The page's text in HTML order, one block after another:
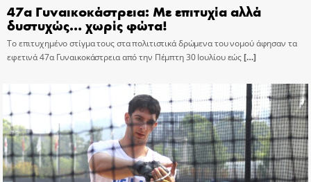
47α Γυναικοκάστρεια: Με επιτυχία αλλά
δυστυχώς… χωρίς φώτα!
Το επιτυχημένο στίγμα τους στα πολιτιστικά δρώμενα του νομού άφησαν τα
εφετινά 47α Γυναικοκάστρεια από την Πέμπτη 30 Ιουλίου εώς[…]